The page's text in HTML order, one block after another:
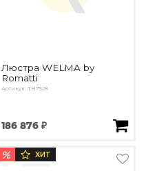
Люстра WELMA by
Romatti
Артикул: TH7528
186 876 ₽
% ХИТ